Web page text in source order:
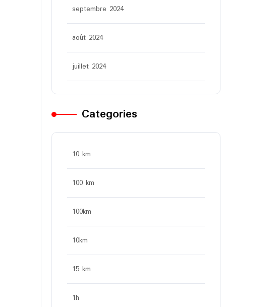
septembre 2024
août 2024
juillet 2024
Categories
10 km
100 km
100km
10km
15 km
1h